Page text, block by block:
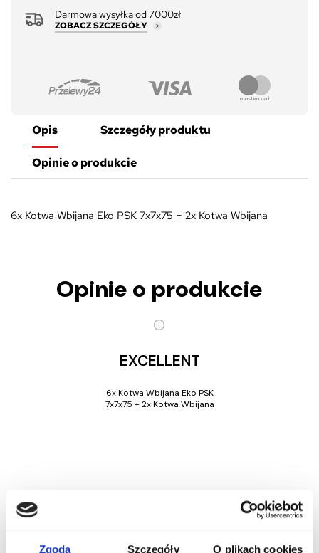
Zgoda Szczegóły O plikach cookies
Darmowa wysyłka od 7000zł
ZOBACZ SZCZEGÓŁY
Opis Szczegóły produktu
Opinie o produkcie
6x Kotwa Wbijana Eko PSK 7x7x75 + 2x Kotwa Wbijana
Opinie o produkcie
EXCELLENT
6x Kotwa Wbijana Eko PSK
7x7x75 + 2x Kotwa Wbijana